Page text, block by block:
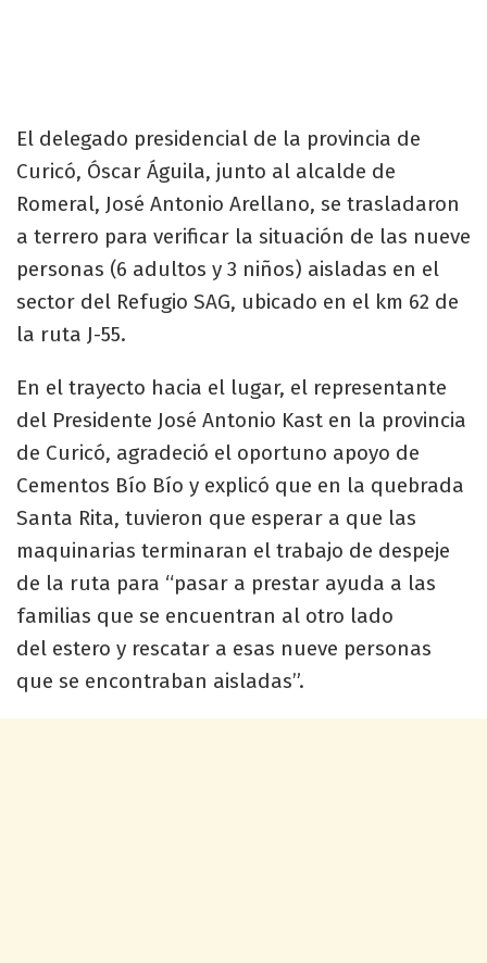
El delegado presidencial de la provincia de
Curicó, Óscar Águila, junto al alcalde de
Romeral, José Antonio Arellano, se trasladaron
a terrero para verificar la situación de las nueve
personas (6 adultos y 3 niños) aisladas en el
sector del Refugio SAG, ubicado en el km 62 de
la ruta J-55.
En el trayecto hacia el lugar, el representante
del Presidente José Antonio Kast en la provincia
de Curicó, agradeció el oportuno apoyo de
Cementos Bío Bío y explicó que en la quebrada
Santa Rita, tuvieron que esperar a que las
maquinarias terminaran el trabajo de despeje
de la ruta para “pasar a prestar ayuda a las
familias que se encuentran al otro lado
del estero y rescatar a esas nueve personas
que se encontraban aisladas”.